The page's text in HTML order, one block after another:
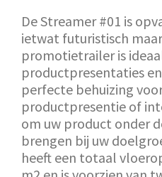
De Streamer #01 is
ietwat futuristisch
promotietrailer is
productpresentaties
perfecte behuizing
productpresentie of
om uw product onder
brengen bij uw
heeft een totaal